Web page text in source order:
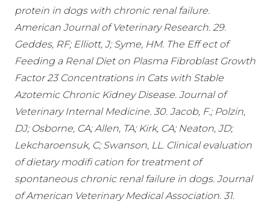
protein in dogs with chronic renal failure.
American Journal of Veterinary Research. 29.
Geddes, RF; Elliott, J; Syme, HM. The Eff ect of
Feeding a Renal Diet on Plasma Fibroblast Growth
Factor 23 Concentrations in Cats with Stable
Azotemic Chronic Kidney Disease. Journal of
Veterinary Internal Medicine. 30. Jacob, F.; Polzin,
DJ; Osborne, CA; Allen, TA; Kirk, CA; Neaton, JD;
Lekcharoensuk, C; Swanson, LL. Clinical evaluation
of dietary modifi cation for treatment of
spontaneous chronic renal failure in dogs. Journal
of American Veterinary Medical Association. 31.